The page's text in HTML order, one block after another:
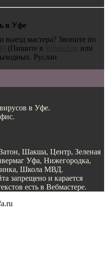
в Уфе
выезд мастера? Звоните по
(Пишите в
или
Руслан
в Уфе.
Шакша, Центр, Зеленая
Уфа, Нижегородка,
Школа МВД.
запрещено и карается
есть в Вебмастере.